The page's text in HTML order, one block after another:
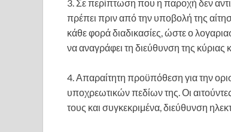
3. Σε περίπτωση που η παροχή δεν
πρέπει πριν από την υποβολή της
κάθε φορά διαδικασίες, ώστε ο
να αναγράφει τη διεύθυνση της κύριας
4. Απαραίτητη προϋπόθεση για την
υποχρεωτικών πεδίων της. Οι
τους και συγκεκριμένα, διεύθυνση